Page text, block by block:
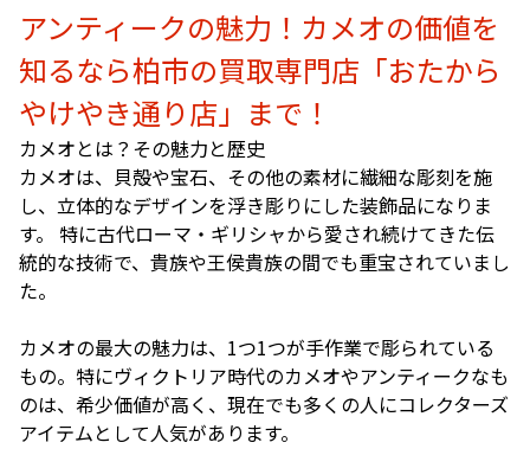
アンティークの魅力！カメオの価値を
知るなら柏市の買取専門店「おたから
やけやき通り店」まで！
カメオとは？その魅力と歴史
カメオは、貝殻や宝石、その他の素材に繊細な彫刻を施
し、立体的なデザインを浮き彫りにした装飾品になりま
す。 特に古代ローマ・ギリシャから愛され続けてきた伝
統的な技術で、貴族や王侯貴族の間でも重宝されていまし
た。
カメオの最大の魅力は、1つ1つが手作業で彫られている
もの。特にヴィクトリア時代のカメオやアンティークなも
のは、希少価値が高く、現在でも多くの人にコレクターズ
アイテムとして人気があります。